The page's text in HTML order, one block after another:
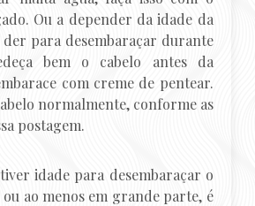
Ou a depender da idade da
der para desembaraçar durante
bem o cabelo antes da
com creme de pentear.
normalmente, conforme as
postagem.
idade para desembaraçar o
ou ao menos em grande parte, é